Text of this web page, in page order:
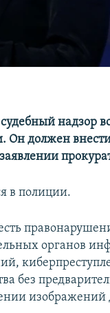
судебный надзор
должен внести
в полиции.
органов
без
изображений